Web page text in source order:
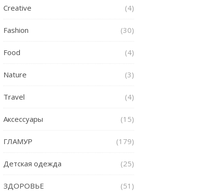
Creative (4)
Fashion (30)
Food (4)
Nature (3)
Travel (4)
Аксессуары (15)
ГЛАМУР (179)
Детская одежда (25)
ЗДОРОВЬЕ (51)